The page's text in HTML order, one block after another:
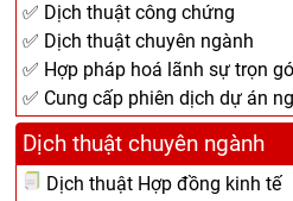
✅ Dịch thuật công chứng
✅ Dịch thuật chuyên ngành
✅ Hợp pháp hoá lãnh sự trọn
✅ Cung cấp phiên dịch dự án
Dịch thuật chuyên ngành
Dịch thuật Hợp đồng kinh tế